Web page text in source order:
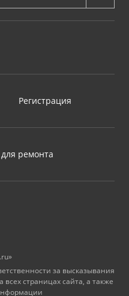
Регистрация
ремонта
за высказывания
всех страницах сайта, а также